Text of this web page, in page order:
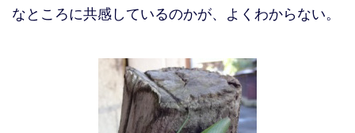
なところに共感しているのかが、よくわからない。